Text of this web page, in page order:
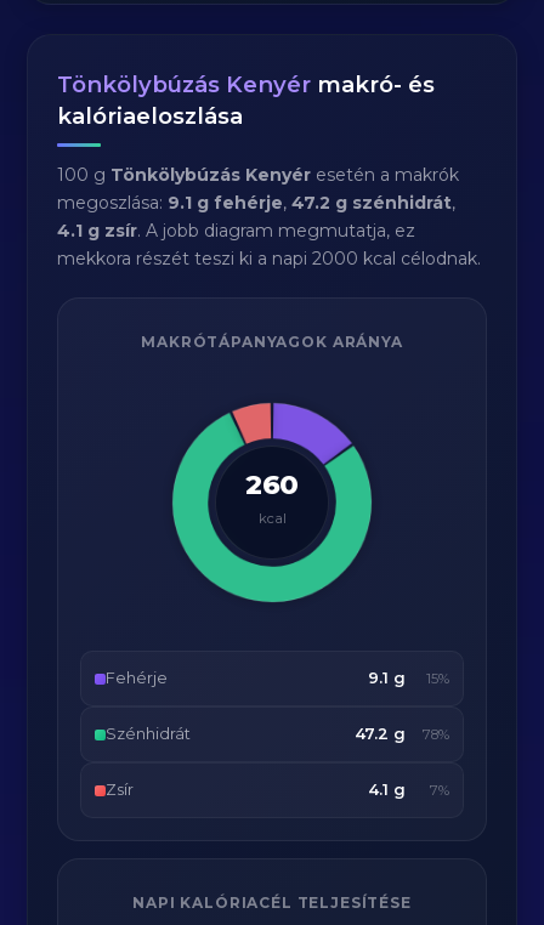
Tönkölybúzás Kenyér makró- és
kalóriaeloszlása
100 g Tönkölybúzás Kenyér esetén a makrók
megoszlása: 9.1 g fehérje,47.2 g szénhidrát,
4.1 g zsír. A jobb diagram megmutatja, ez
mekkora részét teszi ki a napi 2000 kcal célodnak.
MAKRÓTÁPANYAGOK ARÁNYA
260
kcal
Fehérje 9.1 g 15%
Szénhidrát 47.2 g 78%
Zsír 4.1 g 7%
NAPI KALÓRIACÉL TELJESÍTÉSE